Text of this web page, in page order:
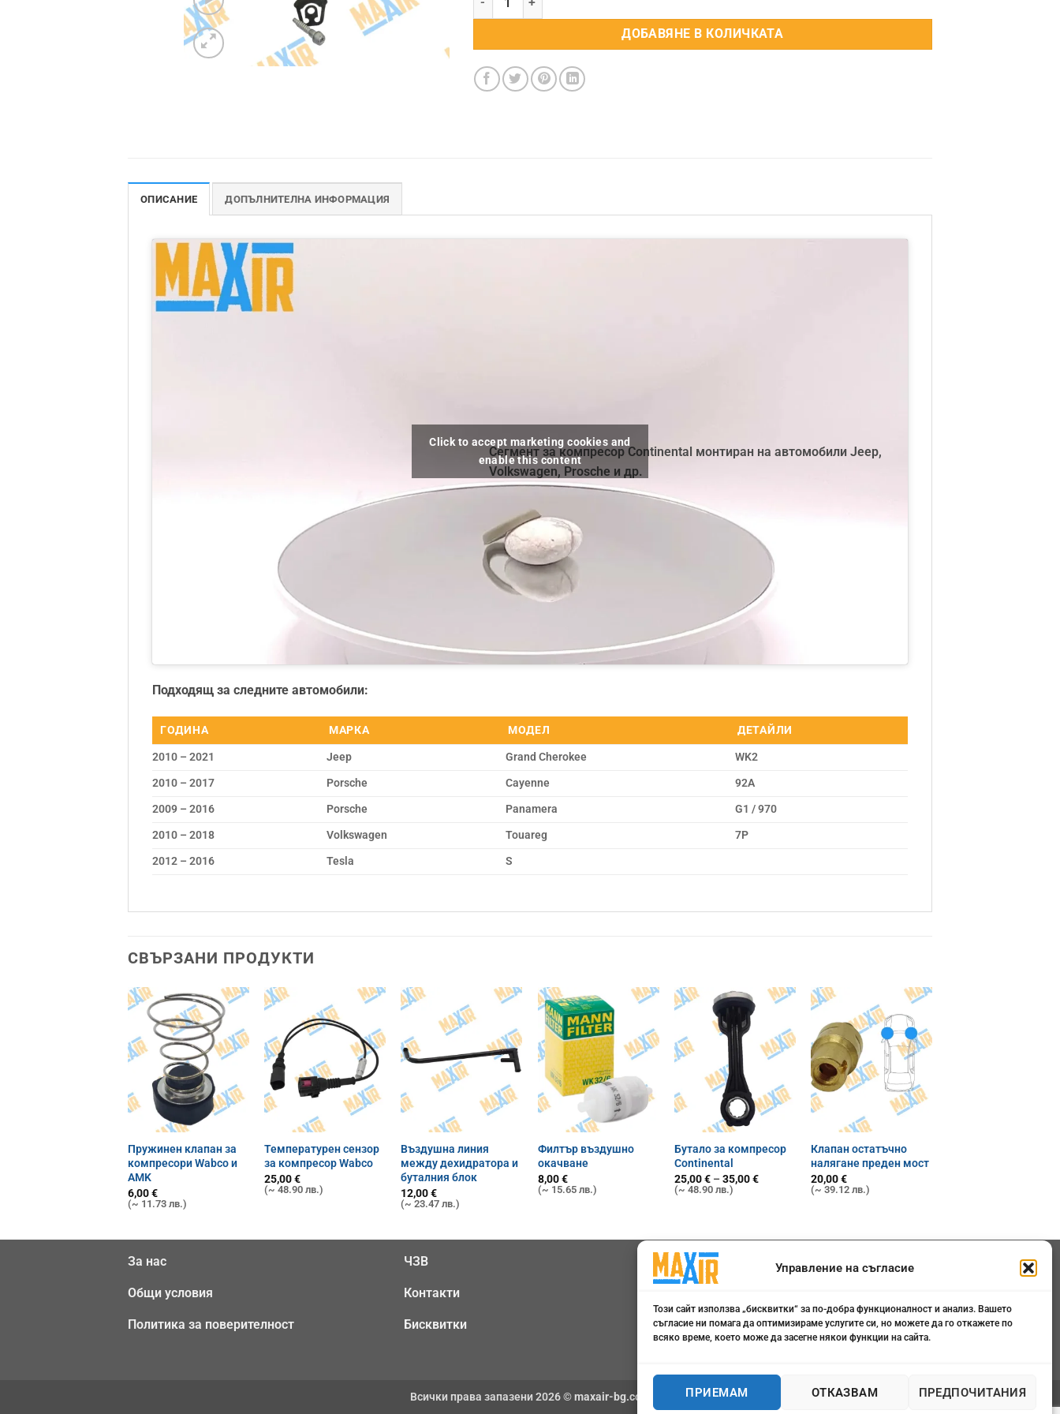
Управление на съгласие
Този сайт използва „бисквитки“ за по-добра функционалност и анализ. Вашето
съгласие ни помага да оптимизираме услугите си, но можете да го откажете по
всяко време, което може да засегне някои функции на сайта.
ПРИЕМАМ ОТКАЗВАМ ПРЕДПОЧИТАНИЯ
ДОБАВЯНЕ В КОЛИЧКАТА
ОПИСАНИЕ ДОПЪЛНИТЕЛНА ИНФОРМАЦИЯ
Сегмент за компресор Continental монтиран на автомобили Jeep,
Volkswagen, Prosche и др.
Click to accept marketing cookies and
enable this content
Подходящ за следните автомобили:
ГОДИНА МАРКА МОДЕЛ
ДЕТАЙЛИ
2010 – 2021
Jeep Grand Cherokee
WK2
2010 – 2017
Porsche Cayenne
92A
2009 – 2016
Porsche Panamera
G1 / 970
2010 – 2018
Volkswagen Touareg
7P
2012 – 2016
Tesla S
СВЪРЗАНИ ПРОДУКТИ
Пружинен клапан за
компресори Wabco и
AMK
6,00€
(~ 11.73 лв.)
Температурен сензор
за компресор Wabco
25,00€
(~ 48.90 лв.)
Въздушна линия
между дехидратора и
буталния блок
12,00€
(~ 23.47 лв.)
Филтър въздушно
окачване
8,00€
(~ 15.65 лв.)
Бутало за компресор
Continental
25,00€ – 35,00€Price
(~ 48.90 лв.)
Клапан остатъчно
налягане преден мост
20,00€
(~ 39.12 лв.)
За нас
Общи условия
Политика за поверителност
ЧЗВ
Контакти
Бисквитки
0898 808 799
Понеделник - Петък от 09:00 - 18:00
Всички права запазени 2026 ©maxair-bg.com